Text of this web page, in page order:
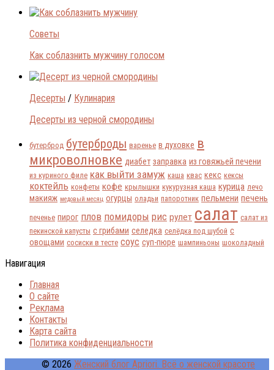
Советы
Как соблазнить мужчину голосом
Десерты / Кулинария
Десерты из черной смородины
бутерброд бутерброды варенье в духовке в
микроволновке диабет заправка из говяжьей печени
из куриного филе как выйти замуж каша квас кекс кексы
коктейль конфеты кофе крылышки кукурузная каша курица лечо
макияж медовый месяц огурцы оладьи папоротник пельмени печень
печенье пирог плов помидоры рис рулет салат салат из
пекинской капусты с грибами селедка селёдка под шубой с
овощами сосиски в тесте соус суп-пюре шампиньоны шоколадный
Навигация
Главная
О сайте
Реклама
Контакты
Карта сайта
Политика конфиденциальности
© 2026 Женский блог Apriori. Всё о женской красоте